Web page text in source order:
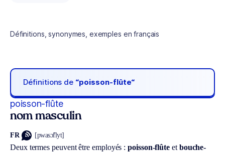
Définitions, synonymes, exemples en français
Définitions de “poisson-flûte“
poisson-flûte
nom masculin
FR [pwasɔ̃flyt]
Deux termes peuvent être employés :poisson-flûte et bouche-